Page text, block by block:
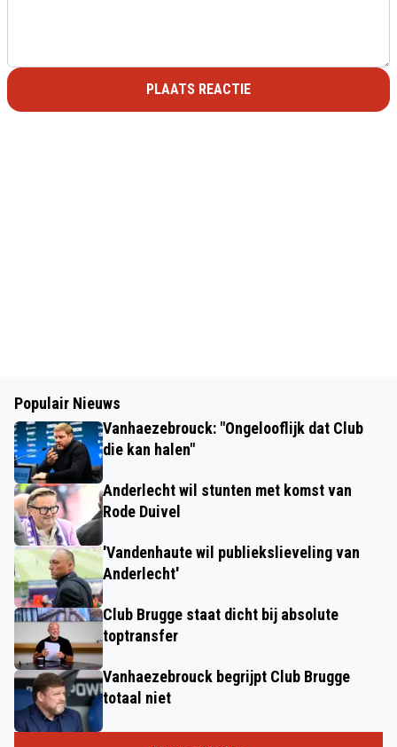
PLAATS REACTIE
Populair Nieuws
Vanhaezebrouck: "Ongelooflijk dat Club
die kan halen"
Anderlecht wil stunten met komst van
Rode Duivel
'Vandenhaute wil publiekslieveling van
Anderlecht'
Club Brugge staat dicht bij absolute
toptransfer
Vanhaezebrouck begrijpt Club Brugge
totaal niet